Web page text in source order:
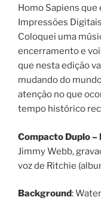
Homo Sapiens
Impressões
Coloquei uma
encerramento e
que nesta edição
mudando do
atenção no que
tempo histórico
Compacto Duplo –
Jimmy Webb,
voz de Ritchie
Background: